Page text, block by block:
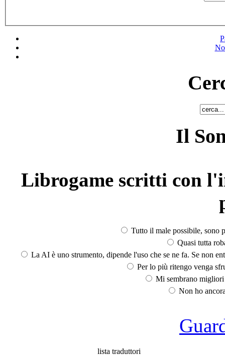
Il
Librogame scritti con
Tutto il male possibile, sono
Quasi tutta
La AI è uno strumento, dipende l'uso che se ne fa. Se non
Per lo più ritengo venga
Mi sembrano
Non ho
lista traduttori